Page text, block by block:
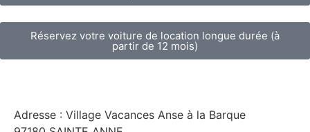
Réservez votre voiture de location longue durée (à
partir de 12 mois)
Adresse : Village Vacances Anse à la Barque